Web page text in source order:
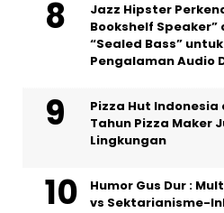
Jazz Hipster
Bookshelf
“Sealed Bass”
Pengalaman Audio
Pizza Hut Indonesia
Tahun Pizza Maker
Lingkungan
Humor Gus Dur :
vs Sektarianisme-